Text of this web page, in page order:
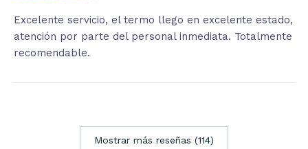
Excelente servicio, el termo llego en excelente estado,
atención por parte del personal inmediata. Totalmente
recomendable.
Mostrar más reseñas (114)